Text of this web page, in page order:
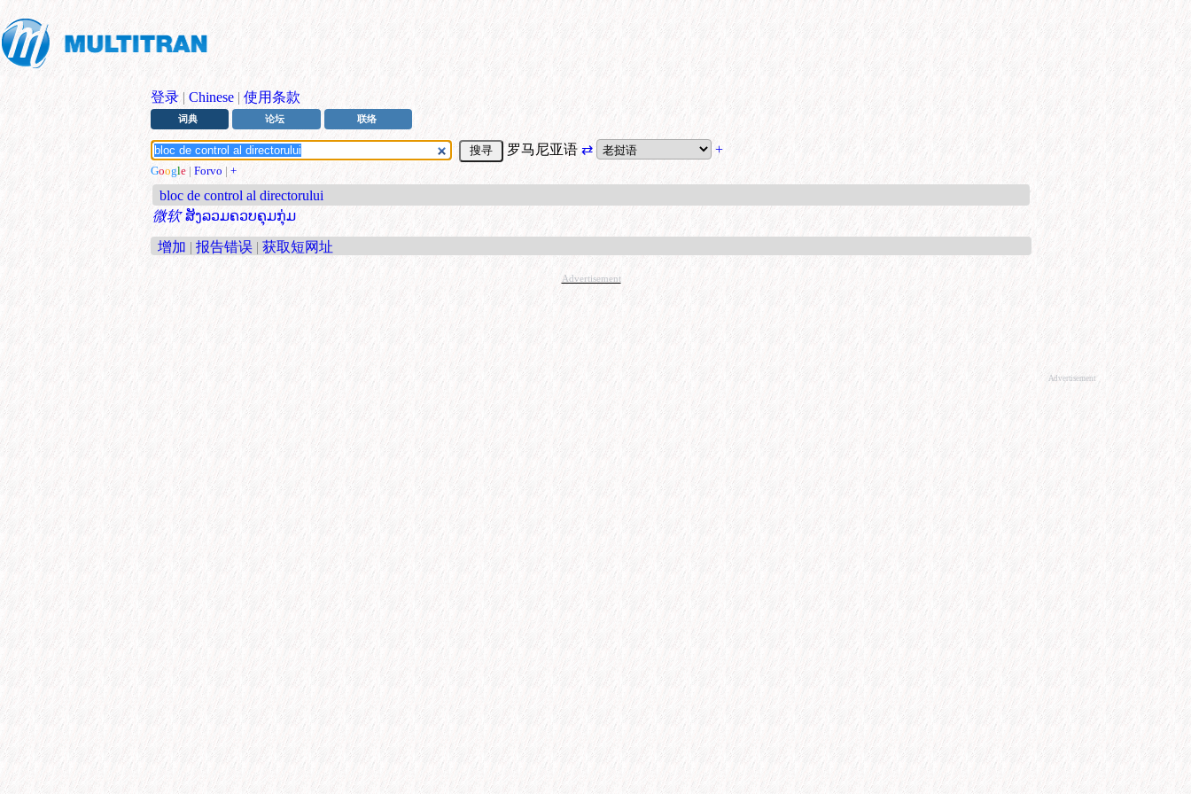
登录 | Chinese | 使用条款
词典 论坛 联络
罗马尼亚语 ⇄ +
Google | Forvo | +
bloc de control al directorului
微软 ສັງລວມຄວບຄຸມກຸ່ມ
增加 | 报告错误 | 获取短网址
Advertisement
Advertisement